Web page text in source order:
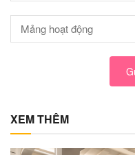
XEM THÊM